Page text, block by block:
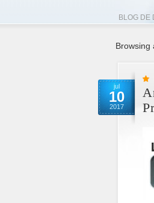
BLOG DE
Browsing
jul
10
2017